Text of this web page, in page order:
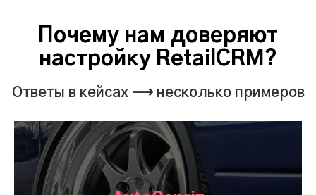
Почему нам доверяют
настройку RetailCRM?
Ответы в кейсах ⟶ несколько примеров
Решены такие задачи:
☑ Настройка воронки продаж